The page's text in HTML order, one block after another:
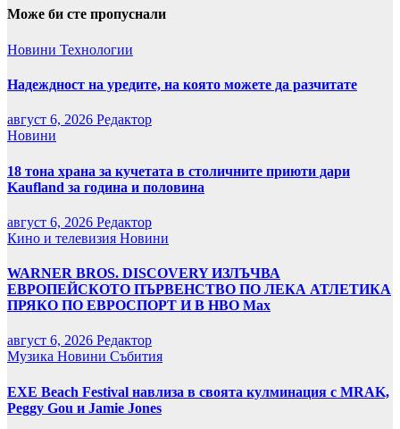
Може би сте пропуснали
Новини Технологии
Надеждност на уредите, на която можете да разчитате
август 6, 2026 Редактор
Новини
18 тона храна за кучетата в столичните приюти дари
Kaufland за година и половина
август 6, 2026 Редактор
Кино и телевизия Новини
WARNER BROS. DISCOVERY ИЗЛЪЧВА
ЕВРОПЕЙСКОТО ПЪРВЕНСТВО ПО ЛЕКА АТЛЕТИКА
ПРЯКО ПО ЕВРОСПОРТ И В НВО Мах
август 6, 2026 Редактор
Музика Новини Събития
EXE Beach Festival навлиза в своята кулминация с MRAK,
Peggy Gou и Jamie Jones